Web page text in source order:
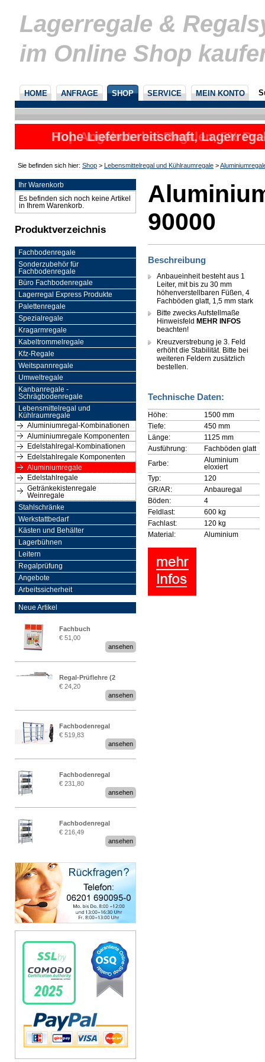
Lagerregale &
im Online Shop
HOME ANFRAGE SHOP SERVICE MEIN KONTO
Top Angebote bei Regalen, 5%
Hohe Lieferbereitschaft,
nicht
Sie befinden sich hier: Shop > Lebensmittelregal und Kühlraumregale >
Ihr Warenkorb
Es befinden sich noch keine Artikel
in Ihrem Warenkorb.
Produktverzeichnis
Fachbodenregale
Sonderzubehör für
Fachbodenregale
Büro Fachbodenregale
Lagerregal Express Produkte
Palettenregale
Spezialregale
Kragarmregale
Kabeltrommelregale
Kfz-Regale
Weitspannregale
Umweltregale
Kanbanregale -
Schrägbodenregale
Lebensmittelregal und
Kühlraumregale
Aluminiumregal-Kombinationen
Aluminiumregale Komponenten
Edelstahlregal-Kombinationen
Edelstahlregale Komponenten
Aluminiumregale
Edelstahlregale
Getränkekistenregale
Weinregale
Stahlschränke
Werkstattbedarf
Kästen und Behälter
Lagerbühnen
Leitern
Regalprüfung
Angebote
Arbeitssicherheit
Neue Artikel
Fachbuch
„Regalprüfung nach DIN
€ 51,00
ansehen
Regal-Prüflehre (2
Stück)
€ 24,20
ansehen
Fachbodenregal
Stecksystem MultiPlus
2,25 Meter breit
€ 519,83
ansehen
Fachbodenregal
Stecksystem MultiPlus
€ 231,80
ansehen
Fachbodenregal
Stecksystem MultiPlus
€ 216,49
ansehen
90000
Beschreibung
Anbaueinheit besteht aus 1
Leiter, mit bis zu 30 mm
höhenverstellbaren Füßen, 4
Fachböden glatt, 1,5 mm stark
Bitte zwecks Aufstellmaße
Hinweisfeld MEHR INFOS
beachten!
Kreuzverstrebung je 3. Feld
erhöht die Stabilität. Bitte bei
weiteren Feldern zusätzlich
bestellen.
Technische Daten:
Höhe:
1500 mm
Tiefe:
450 mm
Länge:
1125 mm
Ausführung:
Fachböden glatt
Farbe:
Aluminium
eloxiert
Typ:
120
GR/AR:
Anbauregal
Böden:
4
Feldlast:
600 kg
Fachlast:
120 kg
Material:
Aluminium